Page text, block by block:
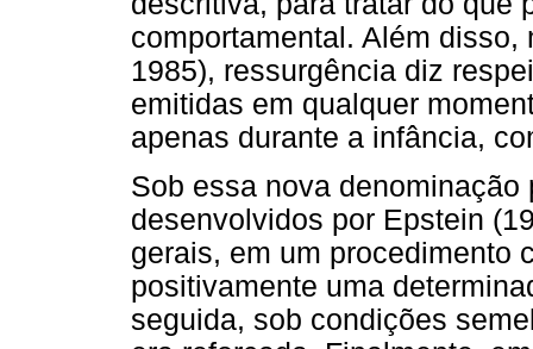
comportamental. Além
1985), ressurgência diz
emitidas em qualquer
apenas durante a infância,
Sob essa nova
desenvolvidos por Epstein
gerais, em um procedimento
positivamente uma
seguida, sob condições